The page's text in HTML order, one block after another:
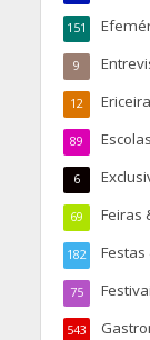
151
9
12
Escolas
89
6
Feiras
69
182
75
543